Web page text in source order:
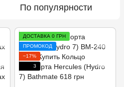
По популярности
ДОСТАВКА 0 ГРН
ПРОМОКОД
−17%
3